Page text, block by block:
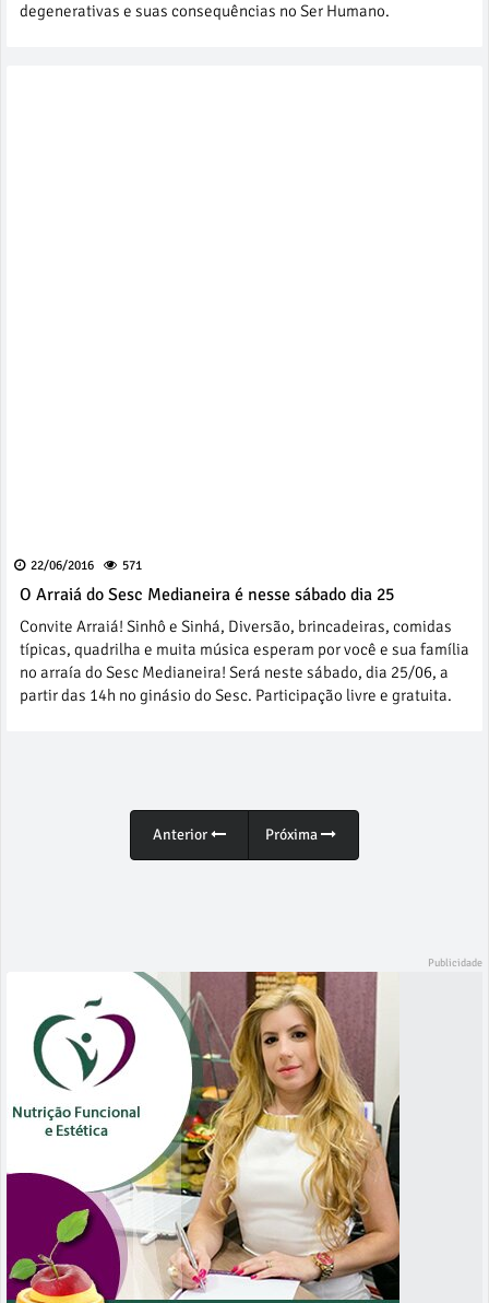
degenerativas e suas consequências no Ser Humano.
22/06/2016 571
O Arraiá do Sesc Medianeira é nesse sábado dia 25
Convite Arraiá! Sinhô e Sinhá, Diversão, brincadeiras, comidas
típicas, quadrilha e muita música esperam por você e sua família
no arraía do Sesc Medianeira! Será neste sábado, dia 25/06, a
partir das 14h no ginásio do Sesc. Participação livre e gratuita.
Anterior Próxima